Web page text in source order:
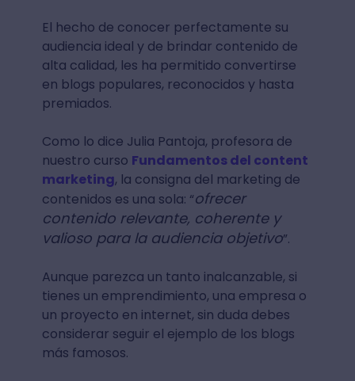
El hecho de conocer perfectamente su
audiencia ideal y de brindar contenido de
alta calidad, les ha permitido convertirse
en blogs populares, reconocidos y hasta
premiados.
Como lo dice Julia Pantoja, profesora de
nuestro curso Fundamentos del content
marketing, la consigna del marketing de
contenidos es una sola: “ofrecer
contenido relevante, coherente y
valioso para la audiencia objetivo”.
Aunque parezca un tanto inalcanzable, si
tienes un emprendimiento, una empresa o
un proyecto en internet, sin duda debes
considerar seguir el ejemplo de los blogs
más famosos.